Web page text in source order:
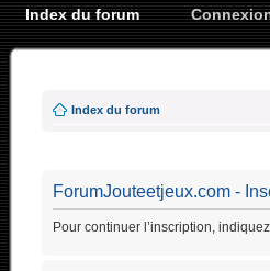
Index du forum
Index du forum
ForumJouteetjeux.com -
Pour continuer l’inscription,